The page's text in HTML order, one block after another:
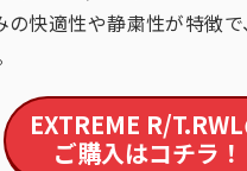
の快適性や静粛性が特徴
EXTREME R/T.RWL
ご購入はコチラ！